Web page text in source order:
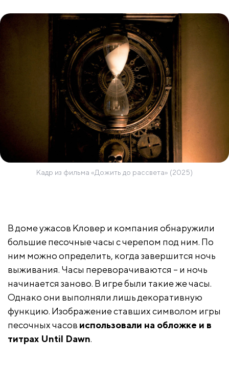
Кадр из фильма «Дожить до рассвета» (2025)
В доме ужасов Кловер и компания обнаружили
большие песочные часы с черепом под ним. По
ним можно определить, когда завершится ночь
выживания. Часы переворачиваются – и ночь
начинается заново. В игре были такие же часы.
Однако они выполняли лишь декоративную
функцию. Изображение ставших символом игры
песочных часов использовали на обложке и в
титрах Until Dawn.